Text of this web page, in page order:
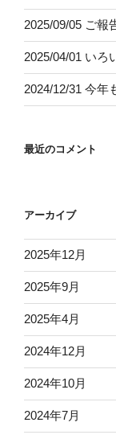
2025/09/05 ご報
2025/04/01 いろ
2024/12/31 今年
最近のコメント
アーカイブ
2025年12月
2025年9月
2025年4月
2024年12月
2024年10月
2024年7月